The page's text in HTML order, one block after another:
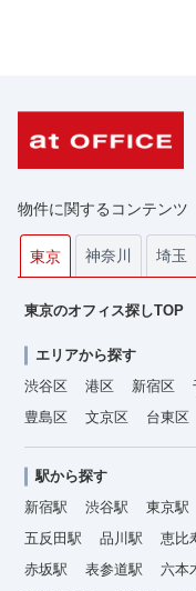
物件に関するコンテンツ
東京 神奈川 埼玉
東京のオフィス探しTOP
エリアから探す
渋谷区
港区 新宿区
豊島区
文京区 台東区
駅から探す
新宿駅
渋谷駅 東京駅
五反田駅
品川駅 恵比
赤坂駅
表参道駅 六本